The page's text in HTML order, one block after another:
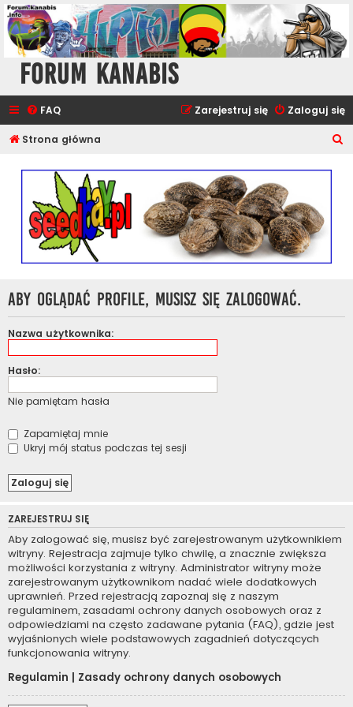
Forum Kanabis
FAQ Zaloguj się
Zarejestruj się
Strona główna
Aby oglądać profile, musisz się zalogować.
Nazwa użytkownika:
Hasło:
Nie pamiętam hasła
Zapamiętaj mnie
Ukryj mój status podczas tej sesji
ZAREJESTRUJ SIĘ
Aby zalogować się, musisz być zarejestrowanym użytkownikiem
witryny. Rejestracja zajmuje tylko chwilę, a znacznie zwiększa
możliwości korzystania z witryny. Administrator witryny może
zarejestrowanym użytkownikom nadać wiele dodatkowych
uprawnień. Przed rejestracją zapoznaj się z naszym
regulaminem, zasadami ochrony danych osobowych oraz z
odpowiedziami na często zadawane pytania (FAQ), gdzie jest
wyjaśnionych wiele podstawowych zagadnień dotyczących
funkcjonowania witryny.
Regulamin | Zasady ochrony danych osobowych